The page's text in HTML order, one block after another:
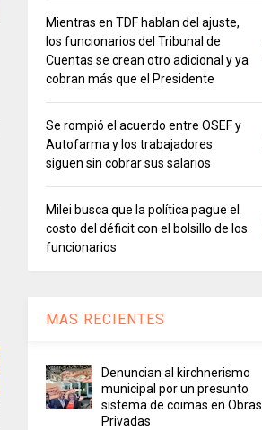
Mientras en TDF hablan del ajuste,
los funcionarios del Tribunal de
Cuentas se crean otro adicional y ya
cobran más que el Presidente
Se rompió el acuerdo entre OSEF y
Autofarma y los trabajadores
siguen sin cobrar sus salarios
Milei busca que la política pague el
costo del déficit con el bolsillo de los
funcionarios
MAS RECIENTES
Denuncian al kirchnerismo
municipal por un presunto
sistema de coimas en Obras
Privadas